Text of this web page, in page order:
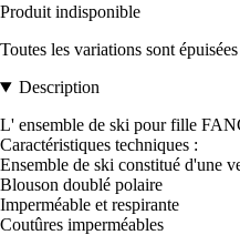
Produit indisponible
Toutes les variations sont épuisées
Description
L' ensemble de ski pour fille
Caractéristiques techniques :
Ensemble de ski constitué d'une
Blouson doublé polaire
Imperméable et respirante
Coutûres imperméables